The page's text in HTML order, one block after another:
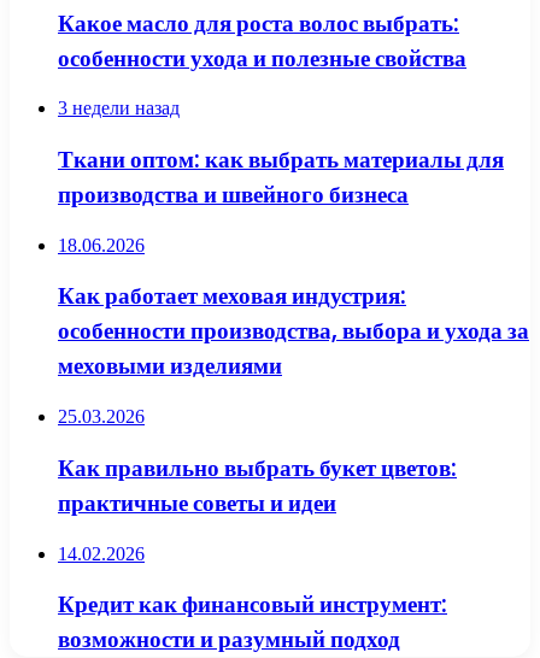
Какое масло для роста волос выбрать:
особенности ухода и полезные свойства
3 недели назад
Ткани оптом: как выбрать материалы для
производства и швейного бизнеса
18.06.2026
Как работает меховая индустрия:
особенности производства, выбора и ухода за
меховыми изделиями
25.03.2026
Как правильно выбрать букет цветов:
практичные советы и идеи
14.02.2026
Кредит как финансовый инструмент:
возможности и разумный подход